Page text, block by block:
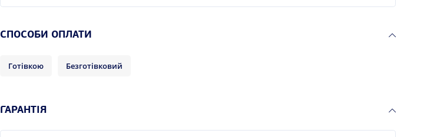
СПОСОБИ ОПЛАТИ
Готівкою Безготівковий
ГАРАНТІЯ